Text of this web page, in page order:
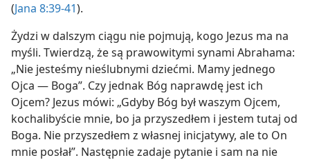
(Jana 8:39-41).
Żydzi w dalszym ciągu nie pojmują, kogo Jezus ma na
myśli. Twierdzą, że są prawowitymi synami Abrahama:
„Nie jesteśmy nieślubnymi dziećmi. Mamy jednego
Ojca — Boga”. Czy jednak Bóg naprawdę jest ich
Ojcem? Jezus mówi: „Gdyby Bóg był waszym Ojcem,
kochalibyście mnie, bo ja przyszedłem i jestem tutaj od
Boga. Nie przyszedłem z własnej inicjatywy, ale to On
mnie posłał”. Następnie zadaje pytanie i sam na nie